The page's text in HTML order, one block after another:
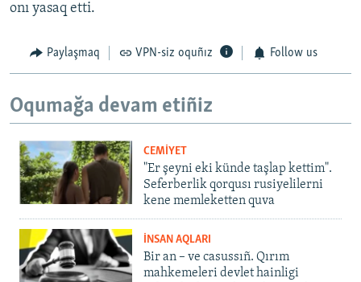
onı yasaq etti.
Paylaşmaq VPN-siz oquñız Follow us
Oqumağa devam etiñiz
CEMİYET
"Er şeyni eki künde taşlap kettim".
Seferberlik qorqusı rusiyelilerni
kene memleketten quva
İNSAN AQLARI
Bir an – ve casussıñ. Qırım
mahkemeleri devlet hainligi